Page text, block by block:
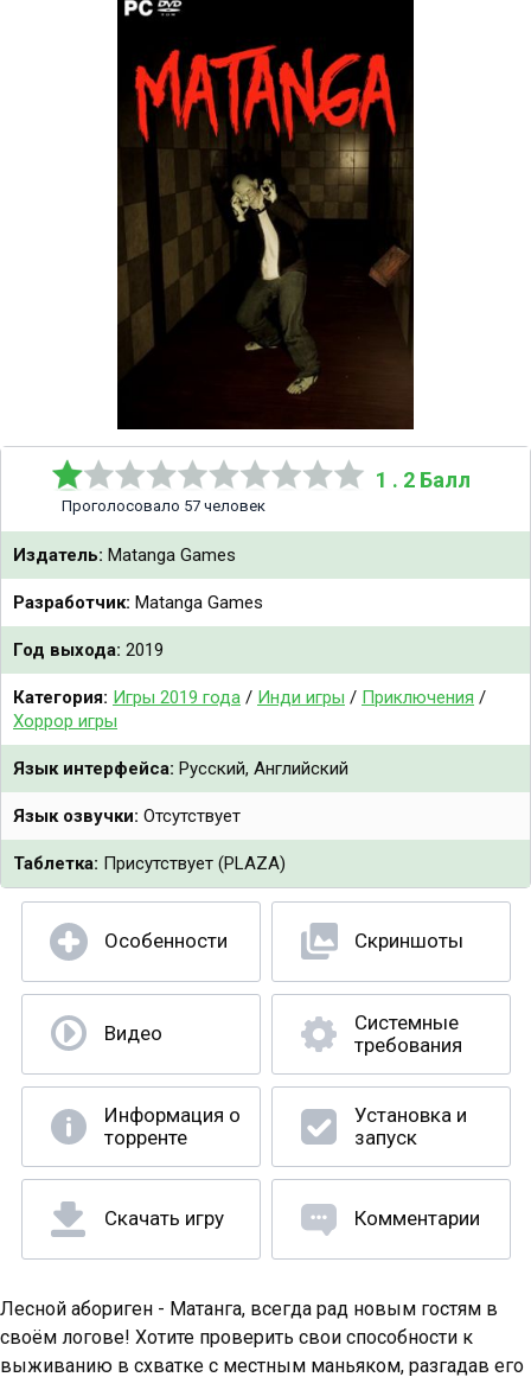
1 . 2 Балл
Проголосовало 57 человек
Издатель: Matanga Games
Разработчик: Matanga Games
Год выхода: 2019
Категория: Игры 2019 года / Инди игры / Приключения /
Хоррор игры
Язык интерфейса: Русский, Английский
Язык озвучки: Отсутствует
Таблетка: Присутствует (PLAZA)
Особенности Скриншоты
Видео
Системные
требования
Информация о
торренте
Установка и
запуск
Скачать игру Комментарии
Лесной абориген - Матанга, всегда рад новым гостям в
своём логове! Хотите проверить свои способности к
выживанию в схватке с местным маньяком, разгадав его